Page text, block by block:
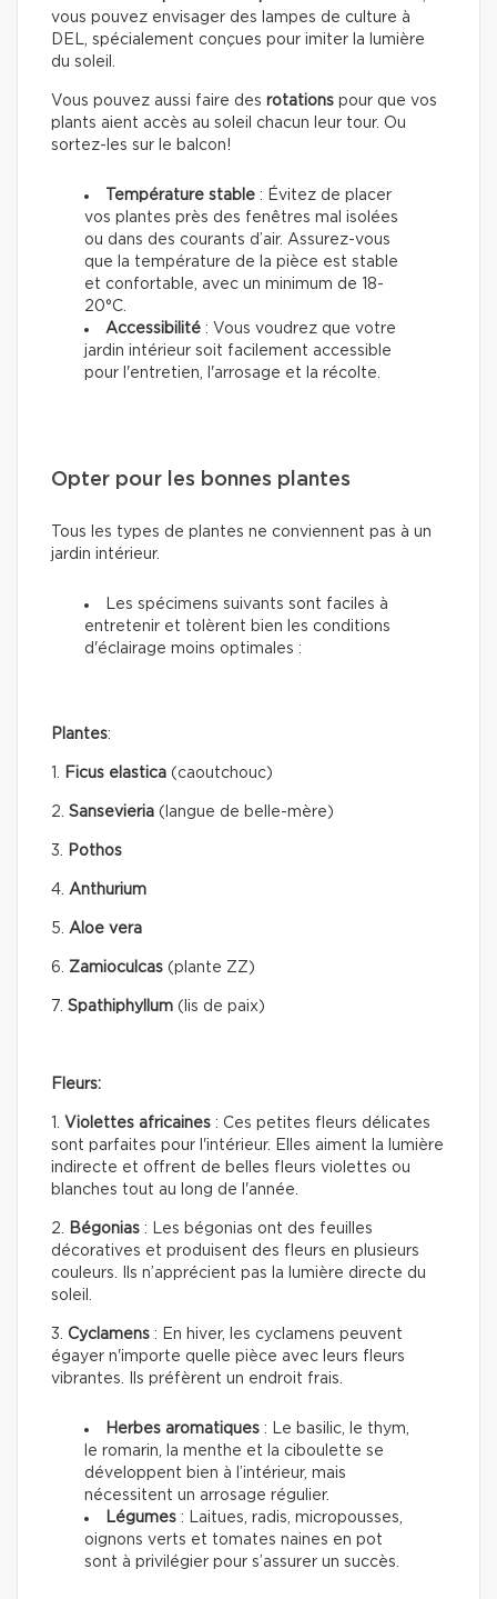
vous pouvez envisager des lampes de culture à
DEL, spécialement conçues pour imiter la lumière
du soleil.
Vous pouvez aussi faire des rotations pour que vos
plants aient accès au soleil chacun leur tour. Ou
sortez-les sur le balcon!
Température stable : Évitez de placer
vos plantes près des fenêtres mal isolées
ou dans des courants d’air. Assurez-vous
que la température de la pièce est stable
et confortable, avec un minimum de 18-
20°C.
Accessibilité : Vous voudrez que votre
jardin intérieur soit facilement accessible
pour l'entretien, l'arrosage et la récolte.
Opter pour les bonnes plantes
Tous les types de plantes ne conviennent pas à un
jardin intérieur.
Les spécimens suivants sont faciles à
entretenir et tolèrent bien les conditions
d'éclairage moins optimales :
Plantes:
1. Ficus elastica (caoutchouc)
2. Sansevieria (langue de belle-mère)
3. Pothos
4. Anthurium
5. Aloe vera
6. Zamioculcas (plante ZZ)
7. Spathiphyllum (lis de paix)
Fleurs:
1. Violettes africaines : Ces petites fleurs délicates
sont parfaites pour l'intérieur. Elles aiment la lumière
indirecte et offrent de belles fleurs violettes ou
blanches tout au long de l'année.
2. Bégonias : Les bégonias ont des feuilles
décoratives et produisent des fleurs en plusieurs
couleurs. Ils n’apprécient pas la lumière directe du
soleil.
3. Cyclamens : En hiver, les cyclamens peuvent
égayer n'importe quelle pièce avec leurs fleurs
vibrantes. Ils préfèrent un endroit frais.
Herbes aromatiques : Le basilic, le thym,
le romarin, la menthe et la ciboulette se
développent bien à l’intérieur, mais
nécessitent un arrosage régulier.
Légumes : Laitues, radis, micropousses,
oignons verts et tomates naines en pot
sont à privilégier pour s’assurer un succès.